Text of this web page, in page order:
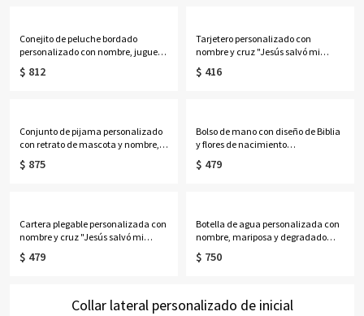
Conejito de peluche bordado
personalizado con nombre, juguete
de conejo de orejas caídas,
decoración para guardería,
$ 812
Tarjetero personalizado con
nombre y cruz "Jesús salvó mi
vida", cartera para hombre con
cremallera, regalo de
$ 416
Conjunto de pijama personalizado
con retrato de mascota y nombre,
pijama unisex corto con foto de la
cara de perro/gato, regalo de
$ 875
Bolso de mano con diseño de Biblia
y flores de nacimiento
personalizadas para mujer negra,
bolso de yute de gran capacidad,
$ 479
Cartera plegable personalizada con
nombre y cruz "Jesús salvó mi
vida", tarjetero de cuero sintético
para hombre, regalo de
$ 479
Botella de agua personalizada con
nombre, mariposa y degradado
cruzado, con versículos bíblicos
"Puedo hacer todas las cosas en
$ 750
Collar lateral personalizado de inicial